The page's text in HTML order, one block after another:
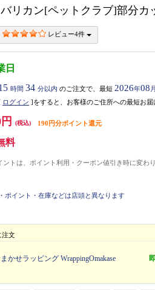
バリカン[ペットクラブ]部分カ
レビュー4件
日
時間 34 分以内 のご注文で、最短 2026年08 月
ログイン ]をすると、お客様のご住所への最短お届
(税込) 190円分ポイント還元
料
ントは、ポイント利用・クーポン値引き時に変わ
ポイント・在庫などは店頭と異なります
注文
かせラッピング WrappingOmakase